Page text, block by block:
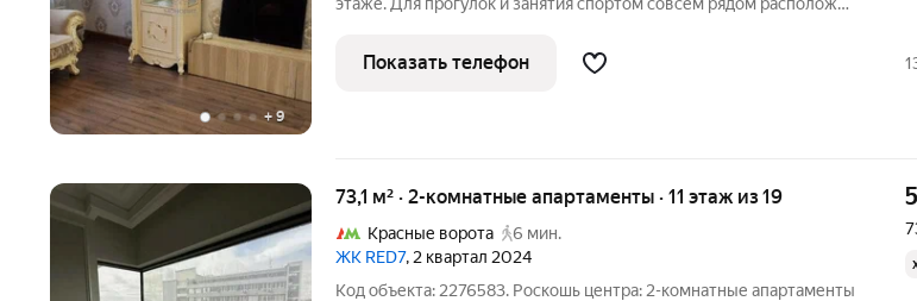
+ 9
просторные изолированные комнаты, кухня 9,2 с выходом на
большую
Показать телефон
73,1 м² · 2-комнатные апартаменты · 11 этаж из 19
Красные ворота
6 мин.
ЖК RED7, 2 квартал 2024
Код объекта: 2276583. Роскошь центра: 2-комнатные апартаменты